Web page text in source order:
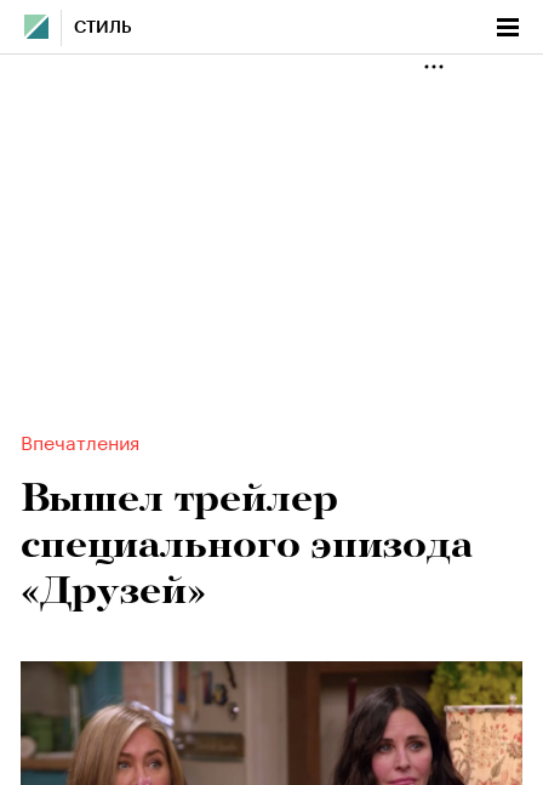
СТИЛЬ
Впечатления
Вышел трейлер
специального эпизода
«Друзей»